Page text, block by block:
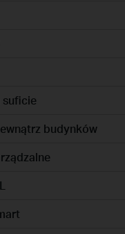
suficie
budynków